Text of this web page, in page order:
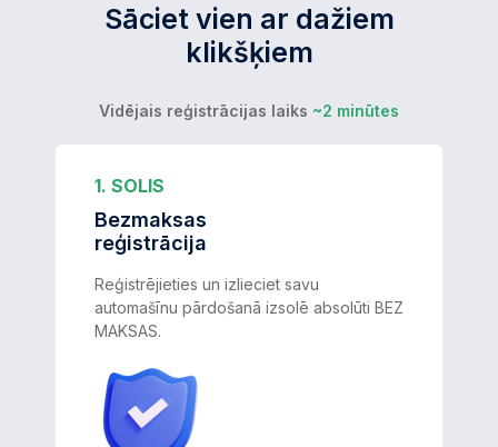
Sāciet vien ar dažiem
klikšķiem
Vidējais reģistrācijas laiks ~2 minūtes
1. SOLIS
Bezmaksas
reģistrācija
Reģistrējieties un izlieciet savu
automašīnu pārdošanā izsolē absolūti BEZ
MAKSAS.